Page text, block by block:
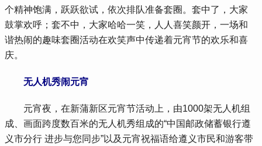
个精神饱满，跃跃欲试，依次排队准备套圈。套中了，大家
鼓掌欢呼；套不中，大家哈哈一笑，人人喜笑颜开，一场和
谐热闹的趣味套圈活动在欢笑声中传递着元宵节的欢乐和喜
庆。
无人机秀闹元宵
元宵夜，在新蒲新区元宵节活动上，由1000架无人机组
成、画面跨度数百米的无人机秀组成的“中国邮政储蓄银行遵
义市分行 进步与您同步”以及元宵祝福语给遵义市民和游客带